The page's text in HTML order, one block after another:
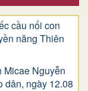
cầu nối con
năng Thiên
Micae Nguyễn
dân, ngày 12.08